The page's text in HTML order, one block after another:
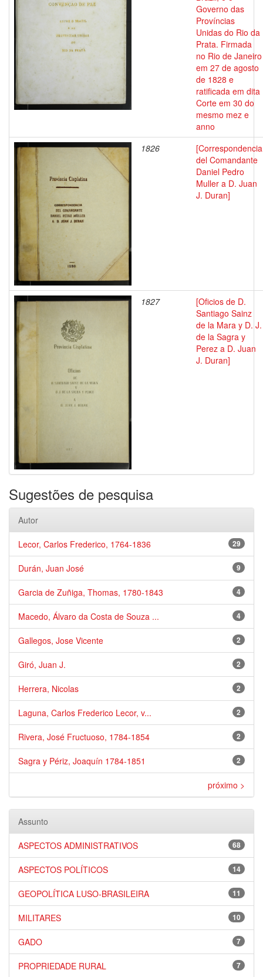
Governo das
Províncias
Unidas do Rio da
Prata. Firmada
no Rio de Janeiro
em 27 de agosto
de 1828 e
ratificada em dita
Corte em 30 do
mesmo mez e
anno
1826
[Correspondencia
del Comandante
Daniel Pedro
Muller a D. Juan
J. Duran]
1827
[Oficios de D.
Santiago Sainz
de la Mara y D. J.
de la Sagra y
Perez a D. Juan
J. Duran]
Sugestões de pesquisa
Autor
29
Lecor, Carlos Frederico, 1764-1836
9
Durán, Juan José
4
Garcia de Zuñiga, Thomas, 1780-1843
4
Macedo, Álvaro da Costa de Souza ...
2
Gallegos, Jose Vicente
2
Giró, Juan J.
2
Herrera, Nicolas
2
Laguna, Carlos Frederico Lecor, v...
2
Rivera, José Fructuoso, 1784-1854
2
Sagra y Périz, Joaquín 1784-1851
próximo >
Assunto
68
ASPECTOS ADMINISTRATIVOS
14
ASPECTOS POLÍTICOS
11
GEOPOLÍTICA LUSO-BRASILEIRA
10
MILITARES
7
GADO
7
PROPRIEDADE RURAL